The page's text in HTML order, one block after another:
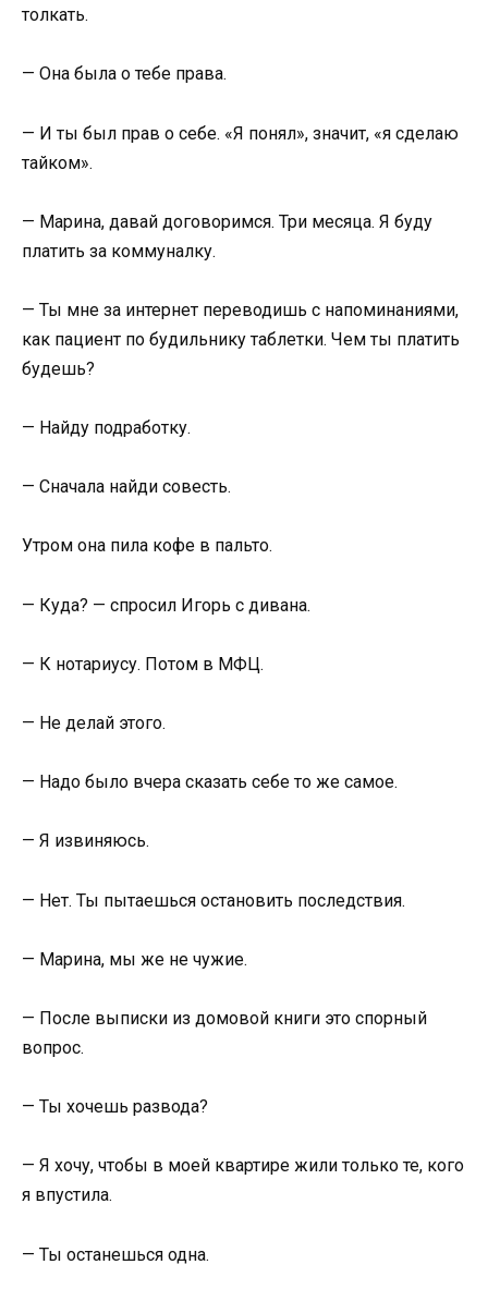
толкать.
— Она была о тебе права.
— И ты был прав о себе. «Я понял», значит, «я сделаю
тайком».
— Марина, давай договоримся. Три месяца. Я буду
платить за коммуналку.
— Ты мне за интернет переводишь с напоминаниями,
как пациент по будильнику таблетки. Чем ты платить
будешь?
— Найду подработку.
— Сначала найди совесть.
Утром она пила кофе в пальто.
— Куда? — спросил Игорь с дивана.
— К нотариусу. Потом в МФЦ.
— Не делай этого.
— Надо было вчера сказать себе то же самое.
— Я извиняюсь.
— Нет. Ты пытаешься остановить последствия.
— Марина, мы же не чужие.
— После выписки из домовой книги это спорный
вопрос.
— Ты хочешь развода?
— Я хочу, чтобы в моей квартире жили только те, кого
я впустила.
— Ты останешься одна.